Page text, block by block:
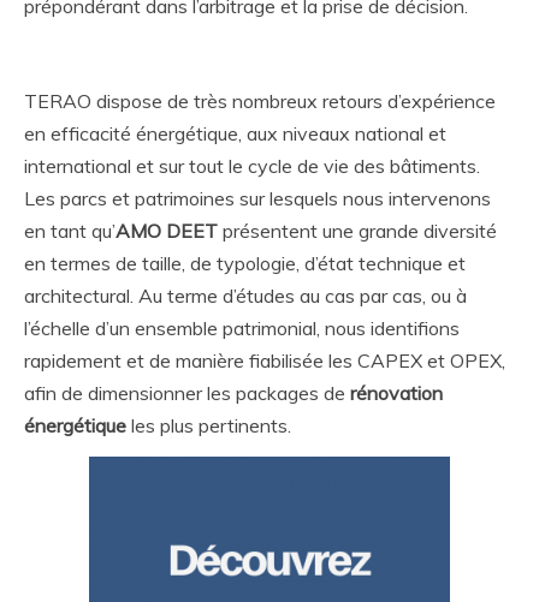
prépondérant dans l’arbitrage et la prise de décision.
TERAO dispose de très nombreux retours d’expérience
en efficacité énergétique, aux niveaux national et
international et sur tout le cycle de vie des bâtiments.
Les parcs et patrimoines sur lesquels nous intervenons
en tant qu’AMO DEET présentent une grande diversité
en termes de taille, de typologie, d’état technique et
architectural. Au terme d’études au cas par cas, ou à
l’échelle d’un ensemble patrimonial, nous identifions
rapidement et de manière fiabilisée les CAPEX et OPEX,
afin de dimensionner les packages de rénovation
énergétique les plus pertinents.